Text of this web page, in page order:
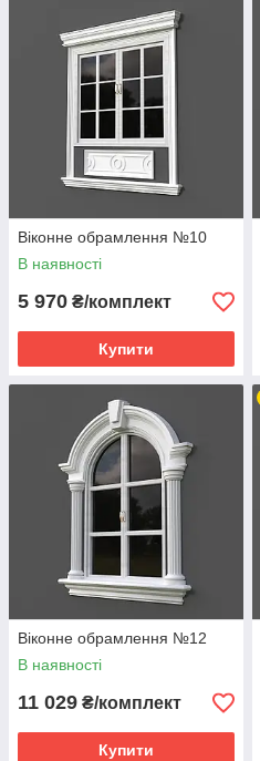
Віконне обрамлення №10
В наявності
5 970 ₴/комплект
Купити
Віконне обрамлення №12
В наявності
11 029 ₴/комплект
Купити